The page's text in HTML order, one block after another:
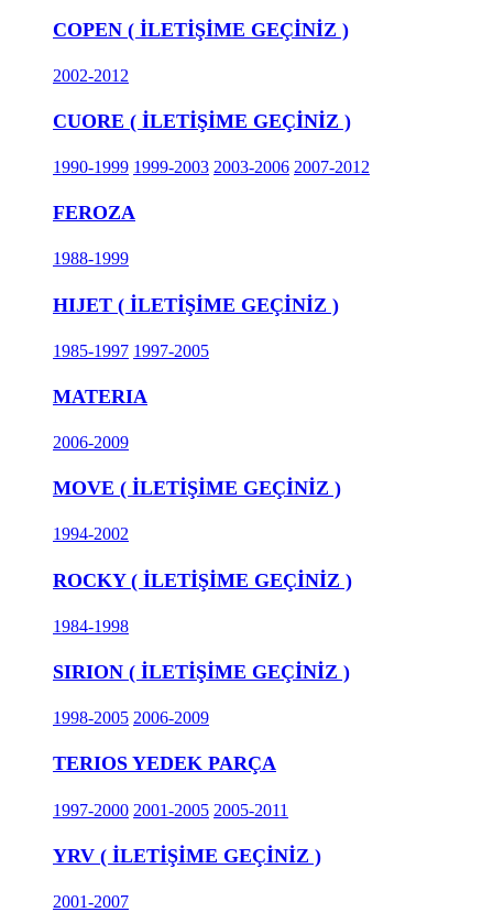
COPEN ( İLETİŞİME GEÇİNİZ )
2002-2012
CUORE ( İLETİŞİME GEÇİNİZ )
1990-1999 1999-2003 2003-2006 2007-2012
FEROZA
1988-1999
HIJET ( İLETİŞİME GEÇİNİZ )
1985-1997 1997-2005
MATERIA
2006-2009
MOVE ( İLETİŞİME GEÇİNİZ )
1994-2002
ROCKY ( İLETİŞİME GEÇİNİZ )
1984-1998
SIRION ( İLETİŞİME GEÇİNİZ )
1998-2005 2006-2009
TERIOS YEDEK PARÇA
1997-2000 2001-2005 2005-2011
YRV ( İLETİŞİME GEÇİNİZ )
2001-2007